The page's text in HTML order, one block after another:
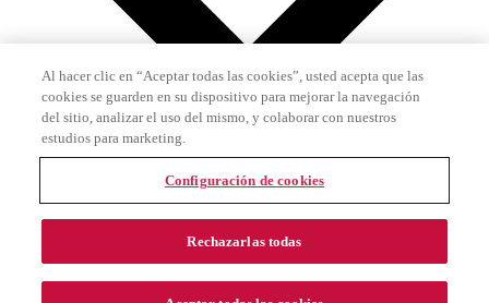
Al hacer clic en “Aceptar todas las cookies”, usted acepta que las
cookies se guarden en su dispositivo para mejorar la navegación
del sitio, analizar el uso del mismo, y colaborar con nuestros
estudios para marketing.
Configuración de cookies
Rechazarlas todas